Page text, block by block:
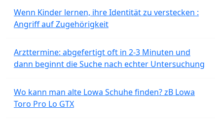
Wenn Kinder lernen, ihre Identität zu verstecken :
Angriff auf Zugehörigkeit
Arzttermine: abgefertigt oft in 2-3 Minuten und
dann beginnt die Suche nach echter Untersuchung
Wo kann man alte Lowa Schuhe finden? zB Lowa
Toro Pro Lo GTX